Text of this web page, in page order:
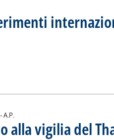
dei riferimenti
di:
A.P.
alla vigilia del